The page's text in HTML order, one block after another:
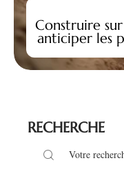
Construire
anticiper les
RECHERCHE